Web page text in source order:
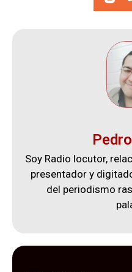
Soy Radio locutor,
presentador y
del periodismo